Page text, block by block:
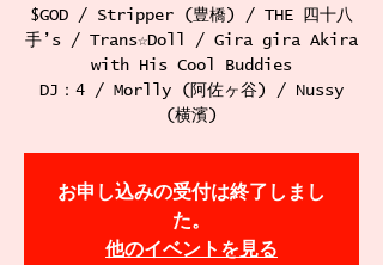
$GOD / Stripper (豊橋) / THE 四十八
手’s / Trans☆Doll / Gira gira Akira
with His Cool Buddies
DJ：4 / Morlly (阿佐ヶ谷) / Nussy
(横濱)
お申し込みの受付は終了しまし
た。
他のイベントを見る